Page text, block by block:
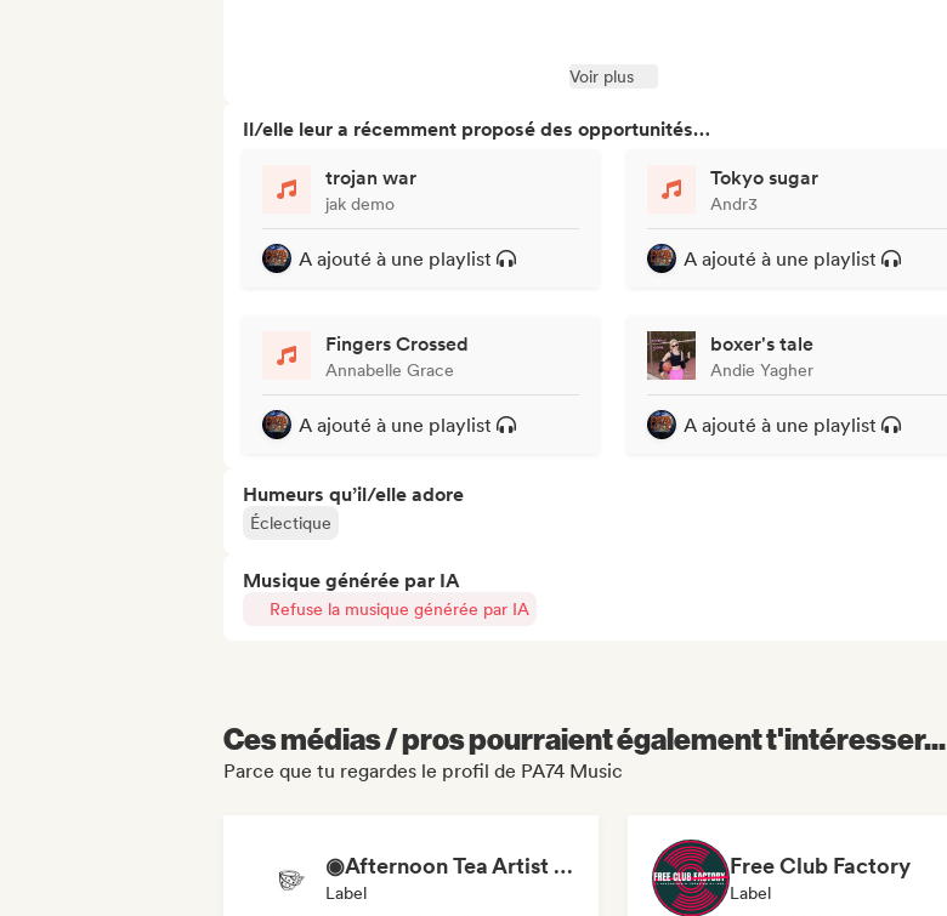
Voir plus
Il/elle leur a récemment proposé des opportunités…
trojan war
jak demo
A ajouté à une playlist
Tokyo sugar
Andr3
A ajouté à une playlist
Fingers Crossed
Annabelle Grace
A ajouté à une playlist
boxer's tale
Andie Yagher
A ajouté à une playlist
Humeurs qu’il/elle adore
Éclectique
Musique générée par IA
Refuse la musique générée par IA
Ces médias / pros pourraient également t'intéresser...
Parce que tu regardes le profil de PA74 Music
◉Afternoon Tea Artist Collective + Record Label◉
Label
Free Club Factory
Label